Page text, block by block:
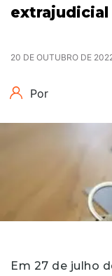
extrajudicial
20 DE OUTUBRO DE
Por
Em 27 de julho